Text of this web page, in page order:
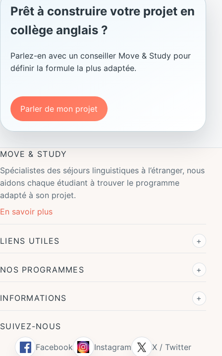
Prêt à construire votre projet en
collège anglais ?
Parlez-en avec un conseiller Move & Study pour
définir la formule la plus adaptée.
Parler de mon projet
MOVE & STUDY
Spécialistes des séjours linguistiques à l’étranger, nous
aidons chaque étudiant à trouver le programme
adapté à son projet.
En savoir plus
LIENS UTILES
NOS PROGRAMMES
INFORMATIONS
SUIVEZ-NOUS
Facebook Instagram X / Twitter